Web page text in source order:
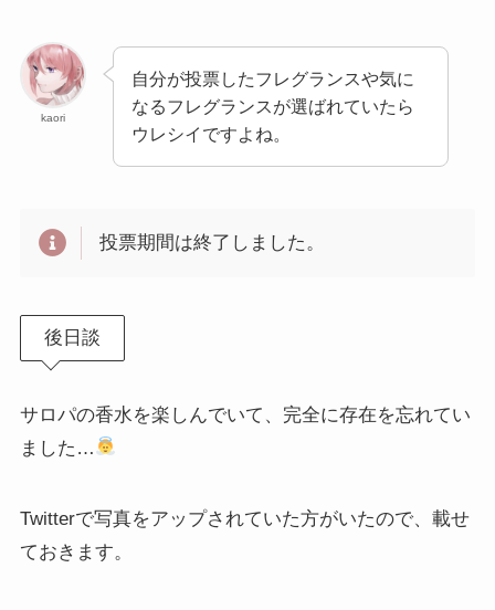
kaori
自分が投票したフレグランスや気に
なるフレグランスが選ばれていたら
ウレシイですよね。
投票期間は終了しました。
後日談
サロパの香水を楽しんでいて、完全に存在を忘れてい
ました…
Twitterで写真をアップされていた方がいたので、載せ
ておきます。